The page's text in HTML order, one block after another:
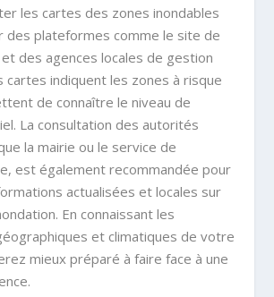
les cartes des zones inondables
des plateformes comme le site de
des agences locales de gestion
cartes indiquent les zones à risque
de connaître le niveau de
La consultation des autorités
la mairie ou le service de
est également recommandée pour
actualisées et locales sur
En connaissant les
et climatiques de votre
mieux préparé à faire face à une